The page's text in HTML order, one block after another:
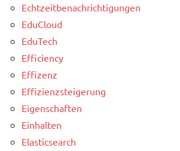
Echtzeitbenachrichtigungen
EduCloud
EduTech
Efficiency
Effizenz
Effizienzsteigerung
Eigenschaften
Einhalten
Elasticsearch